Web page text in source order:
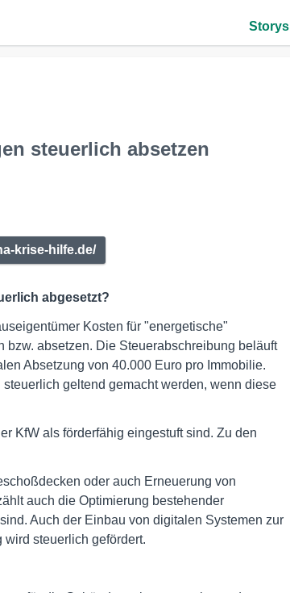
Storys
steuerlich absetzen
krise-hilfe.de/
abgesetzt?
Kosten für "energetische"
absetzen. Die Steuerabschreibung beläuft
Absetzung von 40.000 Euro pro Immobilie.
geltend gemacht werden, wenn diese
KfW als förderfähig eingestuft sind. Zu den
oder auch Erneuerung von
auch die Optimierung bestehender
Auch der Einbau von digitalen Systemen zur
steuerlich gefördert.